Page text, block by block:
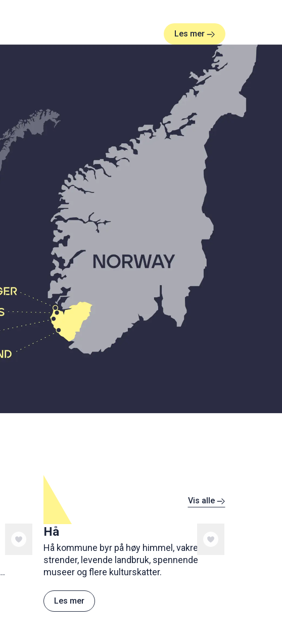
Les mer
Vis alle
Hå
Hå kommune byr på høy himmel, vakre
strender, levende landbruk, spennende
museer og flere kulturskatter.
Les mer